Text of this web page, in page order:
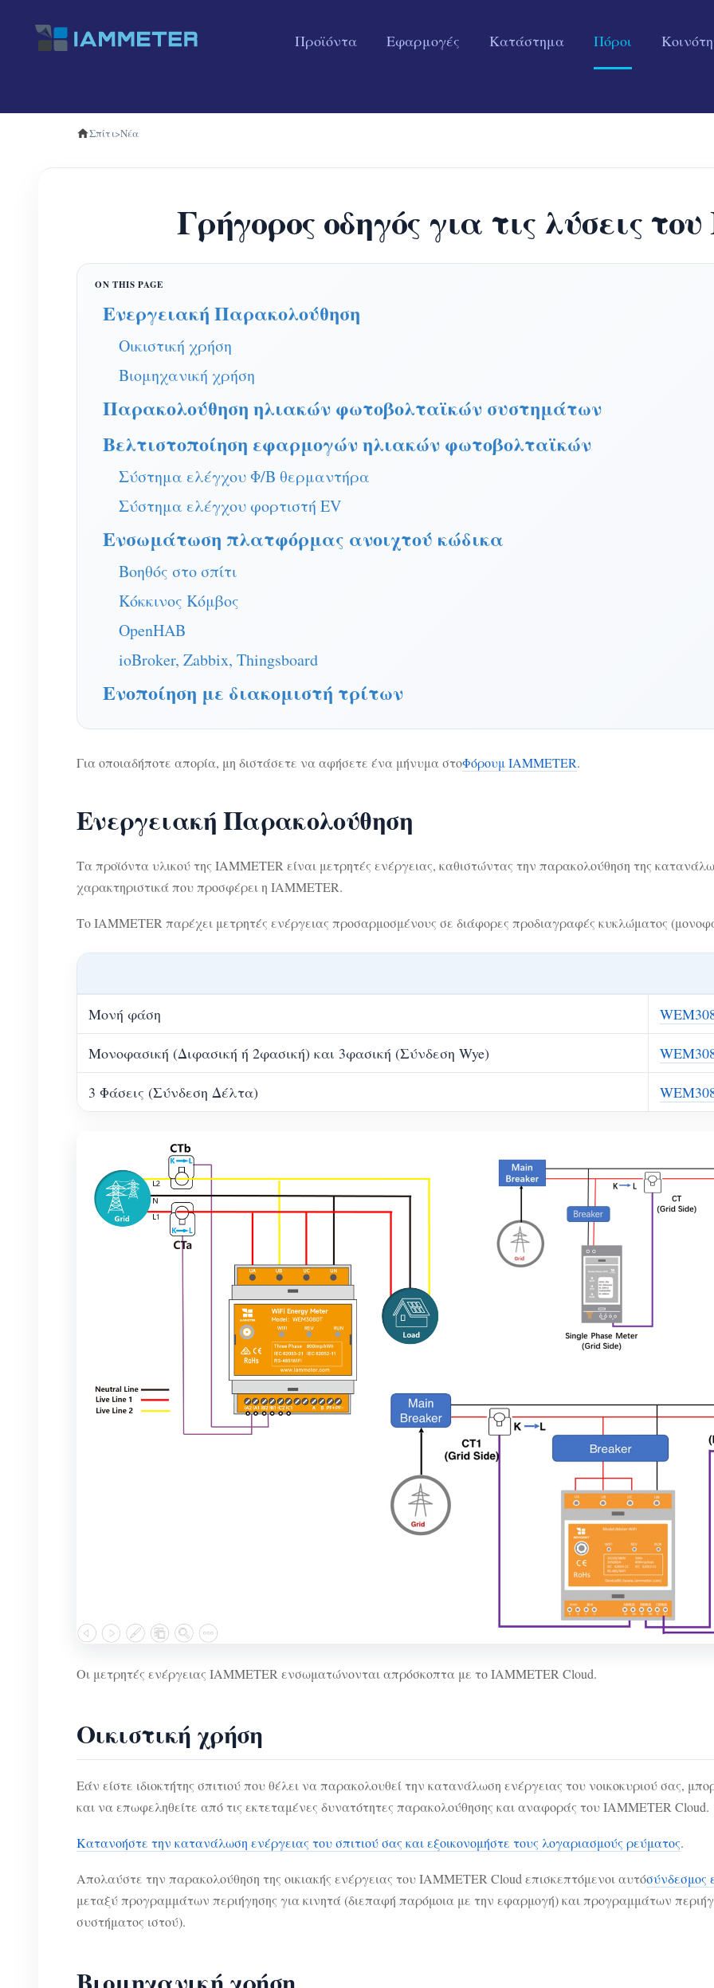
Προϊόντα Εφαρμογές Κατάστημα Πόροι
Σπίτι>Νέα
Γρήγορος οδηγός για τις λύσεις
Ενεργειακή Παρακολούθηση
Οικιστική χρήση
Βιομηχανική χρήση
Παρακολούθηση ηλιακών φωτοβολταϊκών συστημάτων
Βελτιστοποίηση εφαρμογών ηλιακών φωτοβολταϊκών
Σύστημα ελέγχου Φ/Β θερμαντήρα
Σύστημα ελέγχου φορτιστή EV
Ενσωμάτωση πλατφόρμας ανοιχτού κώδικα
Βοηθός στο σπίτι
Κόκκινος Κόμβος
OpenHAB
ioBroker, Zabbix, Thingsboard
Ενοποίηση με διακομιστή τρίτων
Για οποιαδήποτε απορία, μη διστάσετε να αφήσετε ένα μήνυμα στοΦόρουμ IAMMETER.
Ενεργειακή Παρακολούθηση
Τα προϊόντα υλικού της IAMMETER είναι μετρητές ενέργειας, καθιστώντας την παρακολούθηση της
χαρακτηριστικά που προσφέρει η IAMMETER.
Το IAMMETER παρέχει μετρητές ενέργειας προσαρμοσμένους σε διάφορες προδιαγραφές κυκλώματος
Μονή φάση
Μονοφασική (Διφασική ή 2φασική) και 3φασική (Σύνδεση Wye)
3 Φάσεις (Σύνδεση Δέλτα)
Οι μετρητές ενέργειας IAMMETER ενσωματώνονται απρόσκοπτα με το IAMMETER Cloud.
Οικιστική χρήση
Εάν είστε ιδιοκτήτης σπιτιού που θέλει να παρακολουθεί την κατανάλωση ενέργειας του νοικοκυριού σας,
και να επωφεληθείτε από τις εκτεταμένες δυνατότητες παρακολούθησης και αναφοράς του IAMMETER Cloud.
Κατανοήστε την κατανάλωση ενέργειας του σπιτιού σας και εξοικονομήστε τους λογαριασμούς ρεύματος.
Απολαύστε την παρακολούθηση της οικιακής ενέργειας του IAMMETER Cloud επισκεπτόμενοι αυτόσύνδεσμος
μεταξύ προγραμμάτων περιήγησης για κινητά (διεπαφή παρόμοια με την εφαρμογή) και προγραμμάτων
συστήματος ιστού).